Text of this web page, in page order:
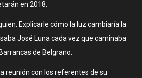
en 2018.
Explicarle cómo la luz cambiaría la
José Luna cada vez que caminaba
de Belgrano.
reunión con los referentes de su